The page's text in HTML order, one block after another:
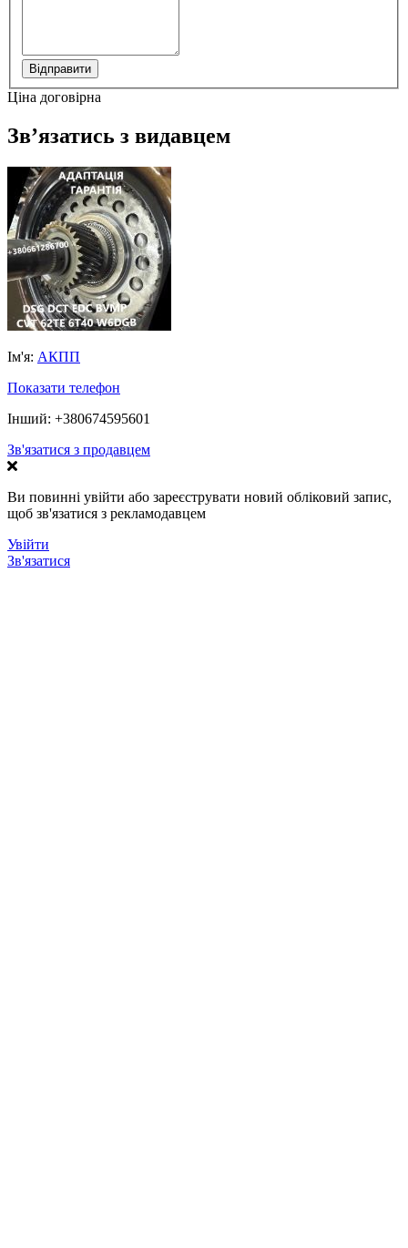
Відправити
Ціна договірна
Зв’язатись з видавцем
Ім'я: АКПП
Показати телефон
Інший: +380674595601
Зв'язатися з продавцем
Ви повинні увійти або зареєструвати новий обліковий запис,
щоб зв'язатися з рекламодавцем
Увійти
Зв'язатися